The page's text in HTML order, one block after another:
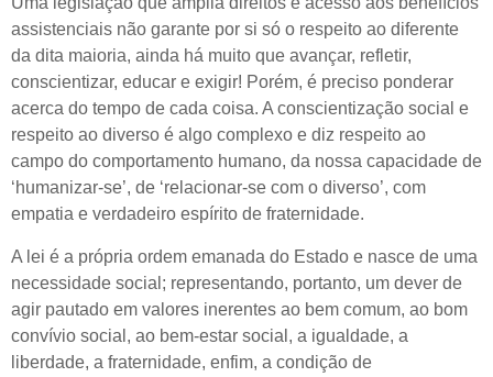
assistenciais não garante por si só o respeito ao diferente
da dita maioria, ainda há muito que avançar, refletir,
conscientizar, educar e exigir! Porém, é preciso ponderar
acerca do tempo de cada coisa. A conscientização social e
respeito ao diverso é algo complexo e diz respeito ao
campo do comportamento humano, da nossa capacidade de
‘humanizar-se’, de ‘relacionar-se com o diverso’, com
empatia e verdadeiro espírito de fraternidade.
A lei é a própria ordem emanada do Estado e nasce de uma
necessidade social; representando, portanto, um dever de
agir pautado em valores inerentes ao bem comum, ao bom
convívio social, ao bem-estar social, a igualdade, a
liberdade, a fraternidade, enfim, a condição de